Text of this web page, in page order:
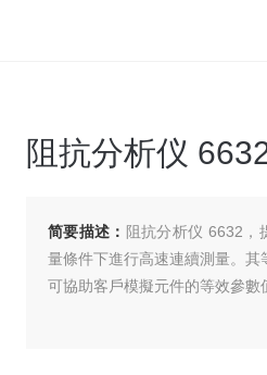
阻抗分析仪
简要描述： 阻抗分析仪 6632，
量條件下進行高速連續測量。其
可協助客戶模擬元件的等效參數